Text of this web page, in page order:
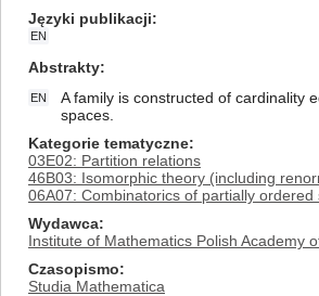
Języki publikacji
EN
Abstrakty
EN
A family is constructed of cardinality
spaces.
Kategorie tematyczne
03E02: Partition relations
46B03: Isomorphic theory (including
06A07: Combinatorics of partially ordered
Wydawca
Institute of Mathematics Polish Academy
Czasopismo
Studia Mathematica